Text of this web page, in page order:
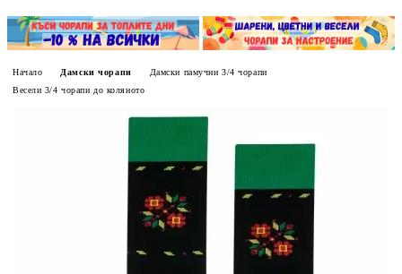
Начало Дамски чорапи
Дамски памучни 3/4 чорапи
Весели 3/4 чорапи до коляното